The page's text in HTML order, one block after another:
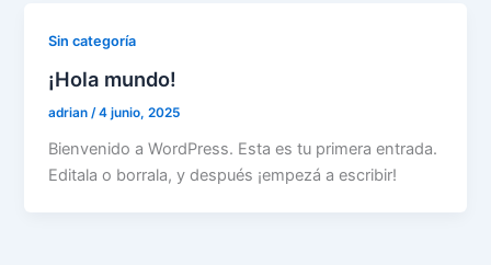
Sin categoría
¡Hola mundo!
adrian/4 junio, 2025
Bienvenido a WordPress. Esta es tu primera entrada.
Editala o borrala, y después ¡empezá a escribir!